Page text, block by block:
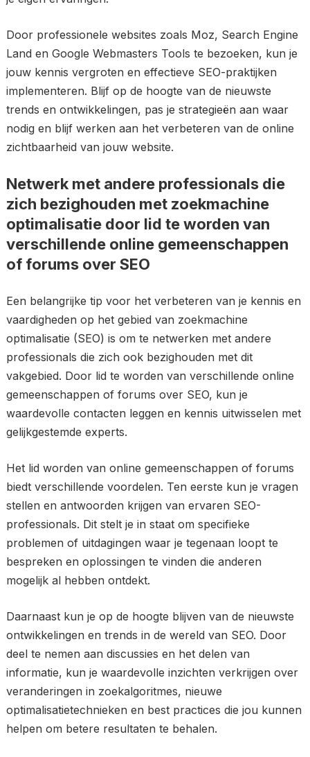
Door professionele websites zoals Moz, Search Engine
Land en Google Webmasters Tools te bezoeken, kun je
jouw kennis vergroten en effectieve SEO-praktijken
implementeren. Blijf op de hoogte van de nieuwste
trends en ontwikkelingen, pas je strategieën aan waar
nodig en blijf werken aan het verbeteren van de online
zichtbaarheid van jouw website.
Netwerk met andere professionals die
zich bezighouden met zoekmachine
optimalisatie door lid te worden van
verschillende online gemeenschappen
of forums over SEO
Een belangrijke tip voor het verbeteren van je kennis en
vaardigheden op het gebied van zoekmachine
optimalisatie (SEO) is om te netwerken met andere
professionals die zich ook bezighouden met dit
vakgebied. Door lid te worden van verschillende online
gemeenschappen of forums over SEO, kun je
waardevolle contacten leggen en kennis uitwisselen met
gelijkgestemde experts.
Het lid worden van online gemeenschappen of forums
biedt verschillende voordelen. Ten eerste kun je vragen
stellen en antwoorden krijgen van ervaren SEO-
professionals. Dit stelt je in staat om specifieke
problemen of uitdagingen waar je tegenaan loopt te
bespreken en oplossingen te vinden die anderen
mogelijk al hebben ontdekt.
Daarnaast kun je op de hoogte blijven van de nieuwste
ontwikkelingen en trends in de wereld van SEO. Door
deel te nemen aan discussies en het delen van
informatie, kun je waardevolle inzichten verkrijgen over
veranderingen in zoekalgoritmes, nieuwe
optimalisatietechnieken en best practices die jou kunnen
helpen om betere resultaten te behalen.